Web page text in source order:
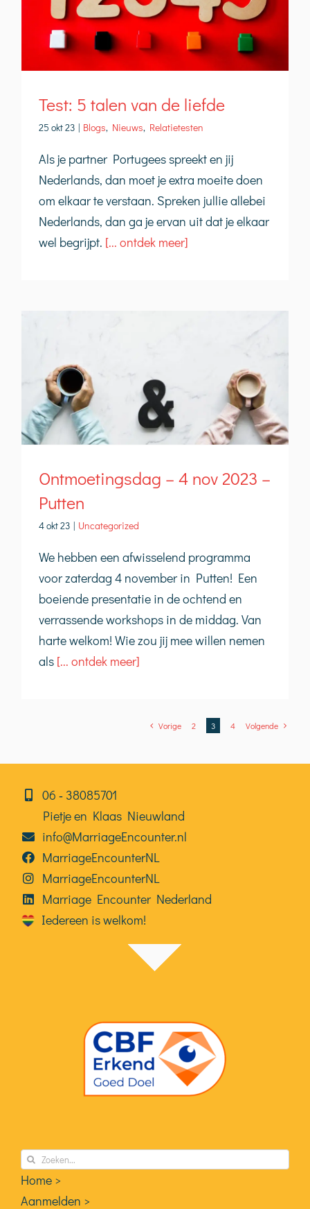
Test: 5 talen van de liefde
25 okt 23 | Blogs, Nieuws, Relatietesten
Als je partner Portugees spreekt en jij
Nederlands, dan moet je extra moeite doen
om elkaar te verstaan. Spreken jullie allebei
Nederlands, dan ga je ervan uit dat je elkaar
wel begrijpt. [... ontdek meer]
Ontmoetingsdag – 4 nov 2023 –
Putten
4 okt 23 | Uncategorized
We hebben een afwisselend programma
voor zaterdag 4 november in Putten! Een
boeiende presentatie in de ochtend en
verrassende workshops in de middag. Van
harte welkom! Wie zou jij mee willen nemen
als [... ontdek meer]
Vorige 2 3 4 Volgende
06⁠⁠ ‑ 38085701
Pietje en Klaas Nieuwland
info@MarriageEncounter.nl
MarriageEncounterNL
MarriageEncounterNL
Marriage Encounter Nederland
Iedereen is welkom!
Zoeken
naar:
Home >
Aanmelden >